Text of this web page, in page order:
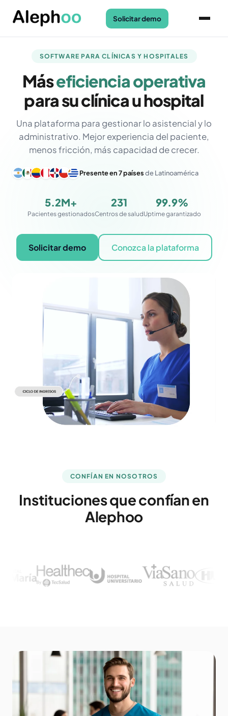
Solicitar demo
SOFTWARE PARA CLÍNICAS Y HOSPITALES
Máseficiencia operativa
para su clínica u hospital
Una plataforma para gestionar lo asistencial y lo
administrativo. Mejor experiencia del paciente,
menos fricción, más capacidad de crecer.
Presente en 7 paísesde Latinoamérica
5.2M+
Pacientes gestionados
231
Centros de salud
99.9%
Uptime garantizado
Solicitar demo Conozca la plataforma
CONFÍAN EN NOSOTROS
Instituciones que confían en
Alephoo